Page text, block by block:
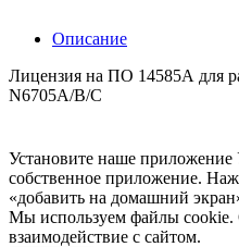
Описание
Лицензия на ПО 14585А для
N6705A/B/C
Установите наше приложение
собственное приложение.
«добавить на домашний
Мы используем файлы
взаимодействие с сайтом.